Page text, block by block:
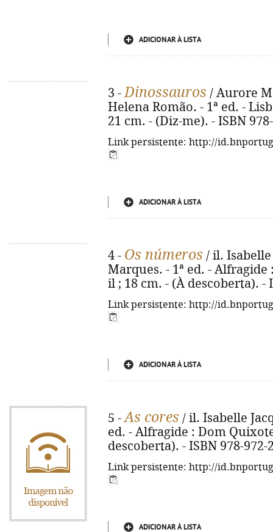
ADICIONAR À LISTA
3 -Dinossauros / Aurore
Helena Romão. - 1ª ed. -
21 cm. - (Diz-me). - ISBN
Link persistente: http://
ADICIONAR À LISTA
4 - Os números / il.
Marques. - 1ª ed. -
il ; 18 cm. - (À descoberta). -
Link persistente: http://
ADICIONAR À LISTA
5 -As cores / il. Isabelle
ed. - Alfragide : Dom
descoberta). - ISBN 978-972-
Link persistente: http://
ADICIONAR À LISTA